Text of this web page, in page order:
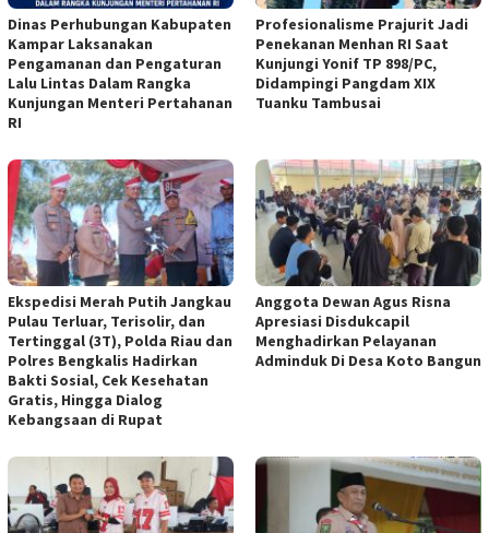
Dinas Perhubungan Kabupaten
Kampar Laksanakan
Pengamanan dan Pengaturan
Lalu Lintas Dalam Rangka
Kunjungan Menteri Pertahanan
RI
Profesionalisme Prajurit Jadi
Penekanan Menhan RI Saat
Kunjungi Yonif TP 898/PC,
Didampingi Pangdam XIX
Tuanku Tambusai
Ekspedisi Merah Putih Jangkau
Pulau Terluar, Terisolir, dan
Tertinggal (3T), Polda Riau dan
Polres Bengkalis Hadirkan
Bakti Sosial, Cek Kesehatan
Gratis, Hingga Dialog
Kebangsaan di Rupat
Anggota Dewan Agus Risna
Apresiasi Disdukcapil
Menghadirkan Pelayanan
Adminduk Di Desa Koto Bangun